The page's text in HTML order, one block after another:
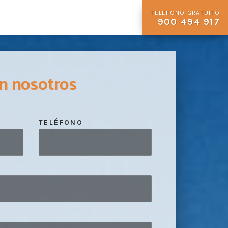
TELEFONO GRATUITO
900 494 917
nosotros
TELÉFONO